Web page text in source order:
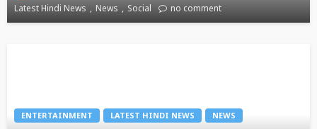
Latest Hindi News
News Social no comment
ENTERTAINMENT LATEST HINDI NEWS NEWS